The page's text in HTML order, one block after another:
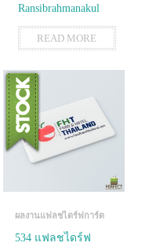
Ransibrahmanakul
READ MORE
ผลงานแฟลชไดร์ฟการ์ด
534 แฟลชไดร์ฟ